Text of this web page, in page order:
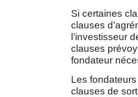
Si certaines
clauses
l’investisseur
clauses
fondateur
Les
clauses de